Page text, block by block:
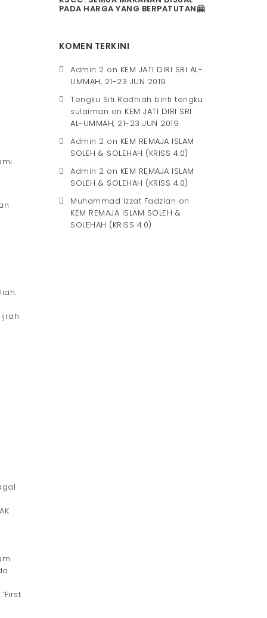
PADA HARGA YANG BERPATUTAN🤗
KOMEN TERKINI
Admin 2 on KEM JATI DIRI SRI AL-
UMMAH, 21-23 JUN 2019
Tengku Siti Radhiah binti tengku
sulaiman on KEM JATI DIRI SRI
AL-UMMAH, 21-23 JUN 2019
Admin 2 on KEM REMAJA ISLAM
SOLEH & SOLEHAH (KRISS 4.0)
Admin 2 on KEM REMAJA ISLAM
SOLEH & SOLEHAH (KRISS 4.0)
Muhammad Izzat Fadzlan on
KEM REMAJA ISLAM SOLEH &
SOLEHAH (KRISS 4.0)